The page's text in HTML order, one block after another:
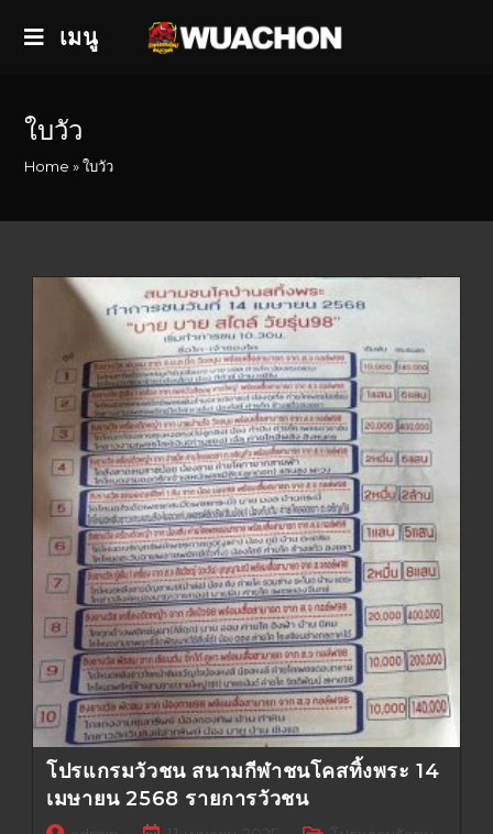
เมนู
ใบวัว
Home »ใบวัว
โปรแกรมวัวชน สนามกีฬาชนโคสทิ้งพระ 14
เมษายน 2568 รายการวัวชน